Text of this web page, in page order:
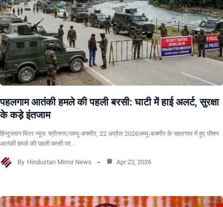
पहलगाम आतंकी हमले की पहली बरसी: घाटी में हाई अलर्ट, सुरक्षा
के कड़े इंतजाम
हिन्दुस्तान मिरर न्यूज: श्रीनगर/जम्मू-कश्मीर, 22 अप्रैल 2026जम्मू-कश्मीर के पहलगाम में हुए भीषण
आतंकी हमले की पहली बरसी पर…
By Hindustan Mirror News Apr 22, 2026